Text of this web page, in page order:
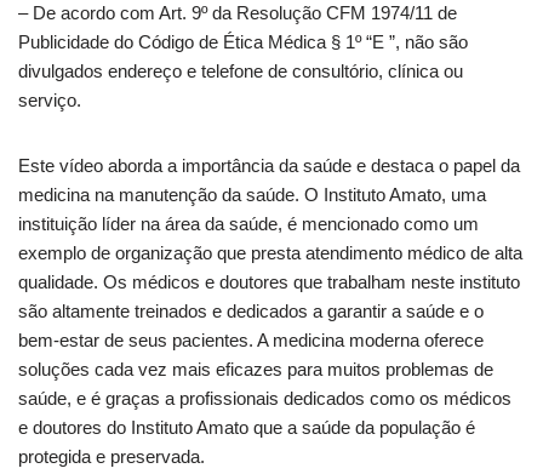
– De acordo com Art. 9º da Resolução CFM 1974/11 de
Publicidade do Código de Ética Médica § 1º “E ”, não são
divulgados endereço e telefone de consultório, clínica ou
serviço.
Este vídeo aborda a importância da saúde e destaca o papel da
medicina na manutenção da saúde. O Instituto Amato, uma
instituição líder na área da saúde, é mencionado como um
exemplo de organização que presta atendimento médico de alta
qualidade. Os médicos e doutores que trabalham neste instituto
são altamente treinados e dedicados a garantir a saúde e o
bem-estar de seus pacientes. A medicina moderna oferece
soluções cada vez mais eficazes para muitos problemas de
saúde, e é graças a profissionais dedicados como os médicos
e doutores do Instituto Amato que a saúde da população é
protegida e preservada.